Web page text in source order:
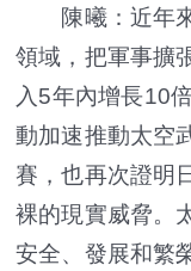
陳曦：近年來
領域，把軍事擴
入5年內增長10
動加速推動太空
賽，也再次證明
裸的現實威脅。
安全、發展和繁